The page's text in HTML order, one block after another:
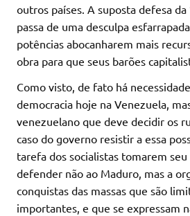
outros países. A suposta defesa da
passa de uma desculpa
potências abocanharem mais
obra para que seus barões
Como visto, de fato há
democracia hoje na Venezuela,
venezuelano que deve decidir os
caso do governo resistir a essa
tarefa dos socialistas tomarem
defender não ao Maduro, mas a
conquistas das massas que são
importantes, e que se expressam